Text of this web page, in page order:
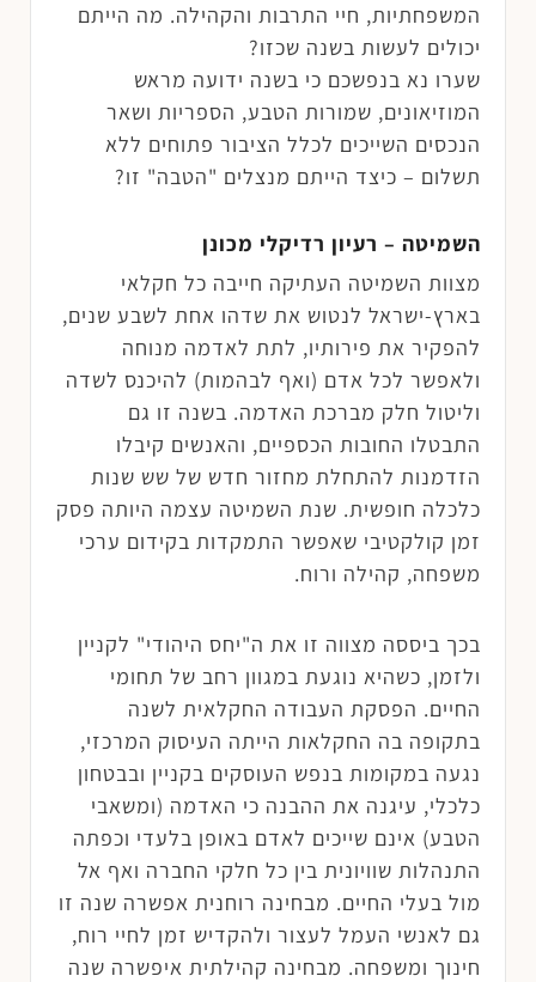
המשפחתיות, חיי התרבות והקהילה. מה הייתם
יכולים לעשות בשנה שכזו?
שערו נא בנפשכם כי בשנה ידועה מראש
המוזיאונים, שמורות הטבע, הספריות ושאר
הנכסים השייכים לכלל הציבור פתוחים ללא
תשלום – כיצד הייתם מנצלים "הטבה" זו?
השמיטה – רעיון רדיקלי מכונן
מצוות השמיטה העתיקה חייבה כל חקלאי
בארץ-ישראל לנטוש את שדהו אחת לשבע שנים,
להפקיר את פירותיו, לתת לאדמה מנוחה
ולאפשר לכל אדם (ואף לבהמות) להיכנס לשדה
וליטול חלק מברכת האדמה. בשנה זו גם
התבטלו החובות הכספיים, והאנשים קיבלו
הזדמנות להתחלת מחזור חדש של שש שנות
כלכלה חופשית. שנת השמיטה עצמה היותה פסק
זמן קולקטיבי שאפשר התמקדות בקידום ערכי
משפחה, קהילה ורוח.
בכך ביססה מצווה זו את ה"יחס היהודי" לקניין
ולזמן, כשהיא נוגעת במגוון רחב של תחומי
החיים. הפסקת העבודה החקלאית לשנה
בתקופה בה החקלאות הייתה העיסוק המרכזי,
נגעה במקומות בנפש העוסקים בקניין ובבטחון
כלכלי, עיגנה את ההבנה כי האדמה (ומשאבי
הטבע) אינם שייכים לאדם באופן בלעדי וכפתה
התנהלות שוויונית בין כל חלקי החברה ואף אל
מול בעלי החיים. מבחינה רוחנית אפשרה שנה זו
גם לאנשי העמל לעצור ולהקדיש זמן לחיי רוח,
חינוך ומשפחה. מבחינה קהילתית איפשרה שנה